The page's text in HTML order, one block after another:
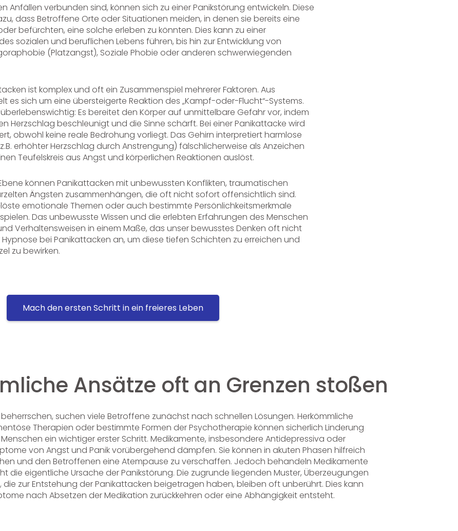
Anfällen verbunden sind, können sich zu einer Panikstörung entwickeln. Diese
dass Betroffene Orte oder Situationen meiden, in denen sie bereits eine
befürchten, eine solche erleben zu könnten. Dies kann zu einer
sozialen und beruflichen Lebens führen, bis hin zur Entwicklung von
(Platzangst), Soziale Phobie oder anderen schwerwiegenden
ist komplex und oft ein Zusammenspiel mehrerer Faktoren. Aus
es sich um eine übersteigerte Reaktion des „Kampf-oder-Flucht“-Systems.
Es bereitet den Körper auf unmittelbare Gefahr vor, indem
Herzschlag beschleunigt und die Sinne schärft. Bei einer Panikattacke wird
obwohl keine reale Bedrohung vorliegt. Das Gehirn interpretiert harmlose
erhöhter Herzschlag durch Anstrengung) fälschlicherweise als Anzeichen
Teufelskreis aus Angst und körperlichen Reaktionen auslöst.
können Panikattacken mit unbewussten Konflikten, traumatischen
Ängsten zusammenhängen, die oft nicht sofort offensichtlich sind.
emotionale Themen oder auch bestimmte Persönlichkeitsmerkmale
Das unbewusste Wissen und die erlebten Erfahrungen des Menschen
Verhaltensweisen in einem Maße, das unser bewusstes Denken oft nicht
Hypnose bei Panikattacken an, um diese tiefen Schichten zu erreichen und
zu bewirken.
Mach den ersten Schritt in ein freieres Leben
Ansätze oft an Grenzen stoßen
suchen viele Betroffene zunächst nach schnellen Lösungen. Herkömmliche
Therapien oder bestimmte Formen der Psychotherapie können sicherlich Linderung
ein wichtiger erster Schritt. Medikamente, insbesondere Antidepressiva oder
von Angst und Panik vorübergehend dämpfen. Sie können in akuten Phasen hilfreich
und den Betroffenen eine Atempause zu verschaffen. Jedoch behandeln Medikamente
die eigentliche Ursache der Panikstörung. Die zugrunde liegenden Muster, Überzeugungen
zur Entstehung der Panikattacken beigetragen haben, bleiben oft unberührt. Dies kann
nach Absetzen der Medikation zurückkehren oder eine Abhängigkeit entsteht.